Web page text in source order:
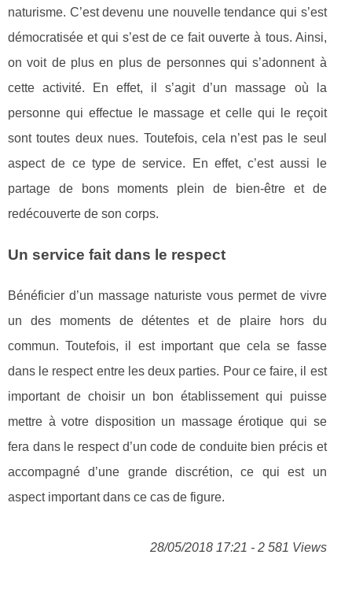
naturisme. C’est devenu une nouvelle tendance qui s’est
démocratisée et qui s’est de ce fait ouverte à tous. Ainsi,
on voit de plus en plus de personnes qui s’adonnent à
cette activité. En effet, il s’agit d’un massage où la
personne qui effectue le massage et celle qui le reçoit
sont toutes deux nues. Toutefois, cela n’est pas le seul
aspect de ce type de service. En effet, c’est aussi le
partage de bons moments plein de bien-être et de
redécouverte de son corps.
Un service fait dans le respect
Bénéficier d’un massage naturiste vous permet de vivre
un des moments de détentes et de plaire hors du
commun. Toutefois, il est important que cela se fasse
dans le respect entre les deux parties. Pour ce faire, il est
important de choisir un bon établissement qui puisse
mettre à votre disposition un massage érotique qui se
fera dans le respect d’un code de conduite bien précis et
accompagné d’une grande discrétion, ce qui est un
aspect important dans ce cas de figure.
28/05/2018 17:21 - 2 581 Views